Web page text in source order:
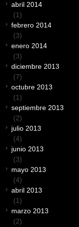
abril 2014
(1)
febrero 2014
(3)
enero 2014
(3)
diciembre 2013
(7)
octubre 2013
(1)
septiembre 2013
(2)
julio 2013
(4)
junio 2013
(3)
mayo 2013
(4)
abril 2013
(1)
marzo 2013
(2)